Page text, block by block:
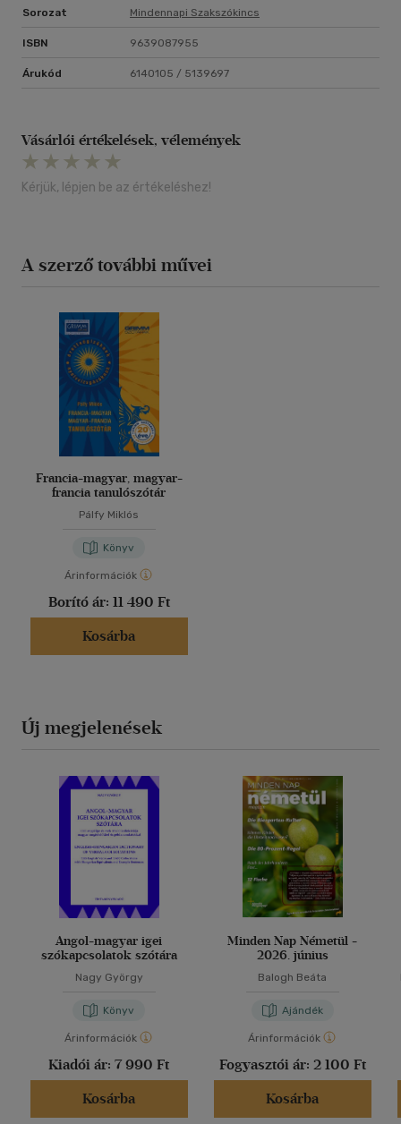
Sorozat Mindennapi Szakszókincs
ISBN 9639087955
Árukód 6140105 / 5139697
Vásárlói értékelések, vélemények
Kérjük, lépjen be az értékeléshez!
A szerző további művei
Francia-magyar, magyar-
francia tanulószótár
Pálfy Miklós
Könyv
Árinformációk
Borító ár: 11 490 Ft
Kosárba
Új megjelenések
Angol-magyar igei
szókapcsolatok szótára
Nagy György
Könyv
Árinformációk
Kiadói ár: 7 990 Ft
Kosárba
Minden Nap Németül -
2026. június
Balogh Beáta
Ajándék
Árinformációk
Fogyasztói ár: 2 100 Ft
Kosárba